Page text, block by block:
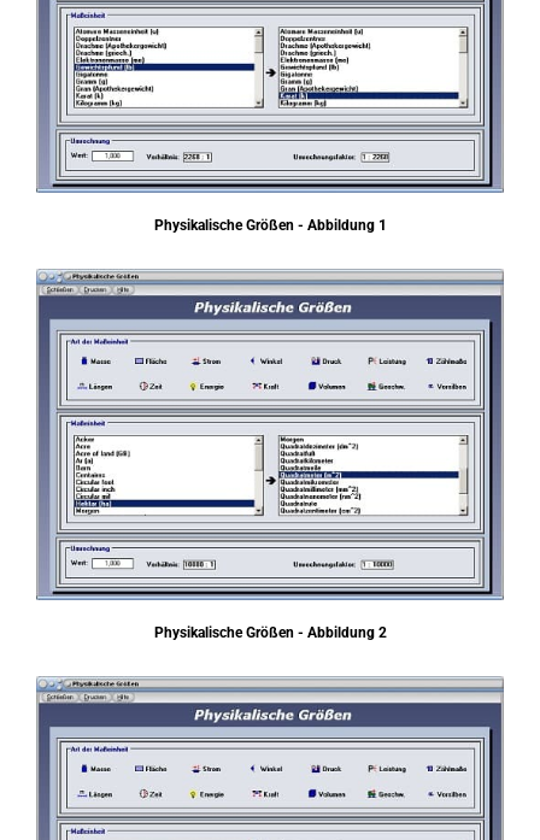
Physikalische Größen - Abbildung 1
Physikalische Größen - Abbildung 2